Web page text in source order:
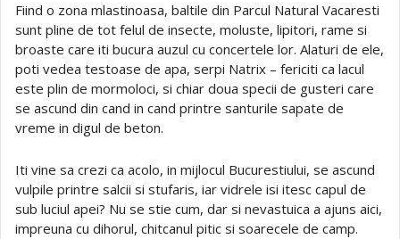
Fiind o zona mlastinoasa, baltile din Parcul Natural Vacaresti
sunt pline de tot felul de insecte, moluste, lipitori, rame si
broaste care iti bucura auzul cu concertele lor. Alaturi de ele,
poti vedea testoase de apa, serpi Natrix – fericiti ca lacul
este plin de mormoloci, si chiar doua specii de gusteri care
se ascund din cand in cand printre santurile sapate de
vreme in digul de beton.
Iti vine sa crezi ca acolo, in mijlocul Bucurestiului, se ascund
vulpile printre salcii si stufaris, iar vidrele isi itesc capul de
sub luciul apei? Nu se stie cum, dar si nevastuica a ajuns aici,
impreuna cu dihorul, chitcanul pitic si soarecele de camp.